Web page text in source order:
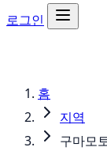
로그인
홈
지역
구마모